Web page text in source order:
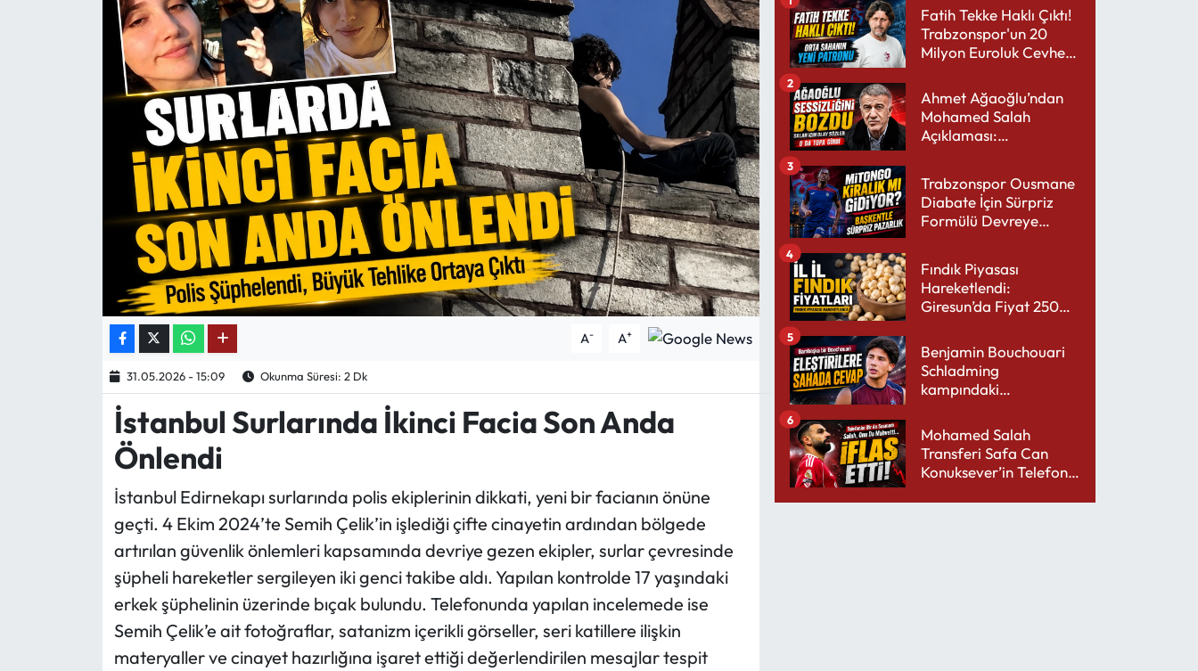
A- A+
31.05.2026 - 15:09 Okunma Süresi: 2 Dk
İstanbul Surlarında İkinci Facia Son Anda
Önlendi
İstanbul Edirnekapı surlarında polis ekiplerinin dikkati, yeni bir facianın önüne
geçti. 4 Ekim 2024’te Semih Çelik’in işlediği çifte cinayetin ardından bölgede
artırılan güvenlik önlemleri kapsamında devriye gezen ekipler, surlar çevresinde
şüpheli hareketler sergileyen iki genci takibe aldı. Yapılan kontrolde 17 yaşındaki
erkek şüphelinin üzerinde bıçak bulundu. Telefonunda yapılan incelemede ise
Semih Çelik’e ait fotoğraflar, satanizm içerikli görseller, seri katillere ilişkin
materyaller ve cinayet hazırlığına işaret ettiği değerlendirilen mesajlar tespit
Fatih Tekke Haklı Çıktı!
Trabzonspor'un 20
Milyon Euroluk Cevheri
Ahmet Ağaoğlu’ndan
Mohamed Salah
Açıklaması:
2
Trabzonspor Ousmane
Diabate İçin Sürpriz
Formülü Devreye
3
Fındık Piyasası
Hareketlendi:
Giresun’da Fiyat 250
4
Benjamin Bouchouari
Schladming
kampındaki
5
Mohamed Salah
Transferi Safa Can
Konuksever’in Telefon
6
Mektup Galeri
Köşe Yazıları
Karikatür Galeri
ASTROLOJİ
Spor Yazıları
Mektup Galeri